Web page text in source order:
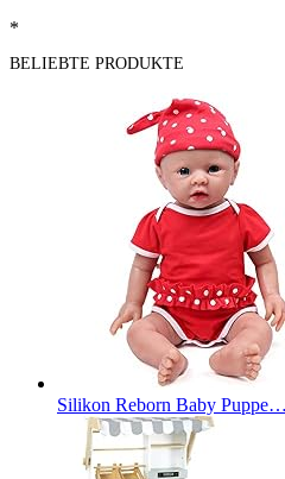
*
BELIEBTE PRODUKTE
Silikon Reborn Baby Puppe…